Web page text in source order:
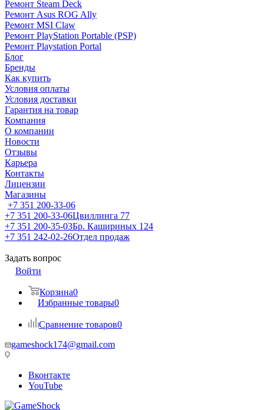
Ремонт Steam Deck
Ремонт Asus ROG Ally
Ремонт MSI Claw
Ремонт PlayStation Portable (PSP)
Ремонт Playstation Portal
Блог
Бренды
Как купить
Условия оплаты
Условия доставки
Гарантия на товар
Компания
О компании
Новости
Отзывы
Карьера
Контакты
Лицензии
Магазины
+7 351 200-33-06
+7 351 200-33-06Цвиллинга 77
+7 351 200-35-03Бр. Кашириных 124
+7 351 242-02-26Отдел продаж
Задать вопрос
Войти
Корзина0
Избранные товары0
Сравнение товаров0
gameshock174@gmail.com
Вконтакте
YouTube